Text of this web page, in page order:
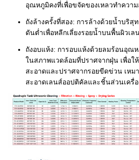
อุณหภูมิคงที่เพื่อขจัดของเหลวทำควา
ถังล้างครั้งที่สอง: การล้างด้วยน้ำบริสุ
ดันต่ำเพื่อหลีกเลี่ยงรอยน้ำบนพื้นผิวเล
ถังอบแห้ง: การอบแห้งด้วยลมร้อนอุณ
ในสภาพแวดล้อมที่ปราศจากฝุ่น เพื่อใ
สะอาดและปราศจากรอยขีดข่วน เหม
สะอาดเลนส์ออปติคัลและชิ้นส่วนเครื่